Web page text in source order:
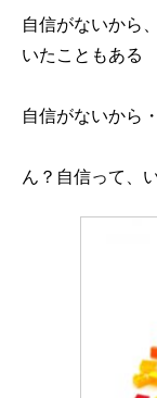
自信がないから
いたこともある
自信がないから
ん？自信って、